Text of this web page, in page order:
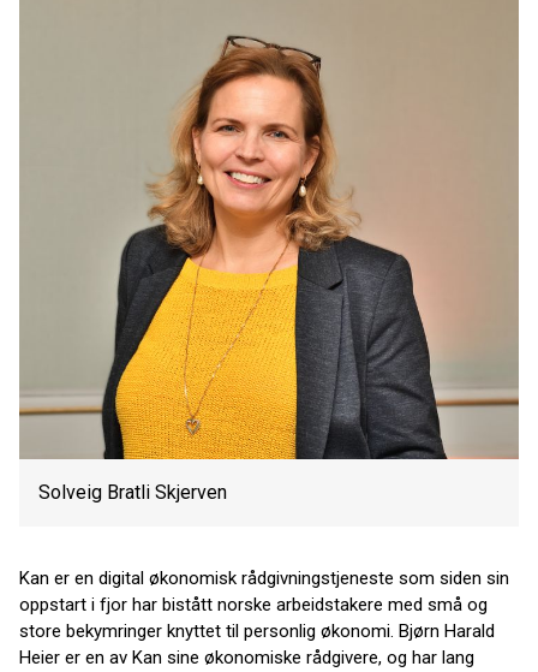
Solveig Bratli Skjerven
Kan er en digital økonomisk rådgivningstjeneste som siden sin
oppstart i fjor har bistått norske arbeidstakere med små og
store bekymringer knyttet til personlig økonomi. Bjørn Harald
Heier er en av Kan sine økonomiske rådgivere, og har lang